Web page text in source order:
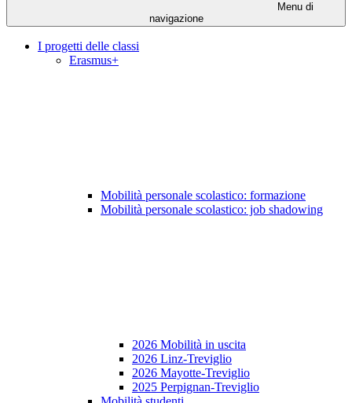
Menu di
navigazione
I progetti delle classi
Erasmus+
Mobilità personale scolastico: formazione
Mobilità personale scolastico: job shadowing
2026 Mobilità in uscita
2026 Linz-Treviglio
2026 Mayotte-Treviglio
2025 Perpignan-Treviglio